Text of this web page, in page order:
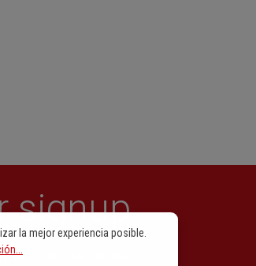
signup
Discover new releases,
la mejor experiencia posible.